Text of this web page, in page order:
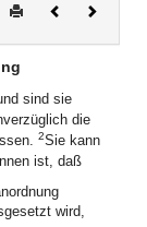
DruckenVorheriges
sind sie
die
2Sie kann
ist, daß
wird,